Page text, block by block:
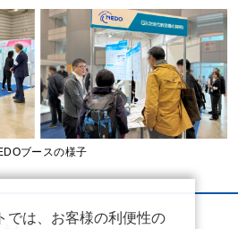
ブースの様子
では、お客様の利便性の